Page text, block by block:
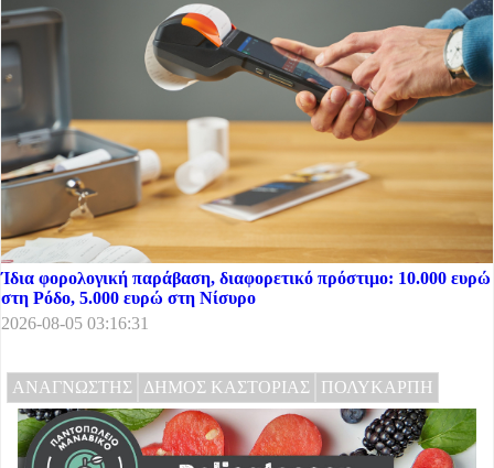
Ίδια φορολογική παράβαση, διαφορετικό πρόστιμο: 10.000 ευρώ
στη Ρόδο, 5.000 ευρώ στη Νίσυρο
2026-08-05 03:16:31
ΑΝΑΓΝΩΣΤΗΣ ΔΗΜΟΣ ΚΑΣΤΟΡΙΑΣ ΠΟΛΥΚΑΡΠΗ